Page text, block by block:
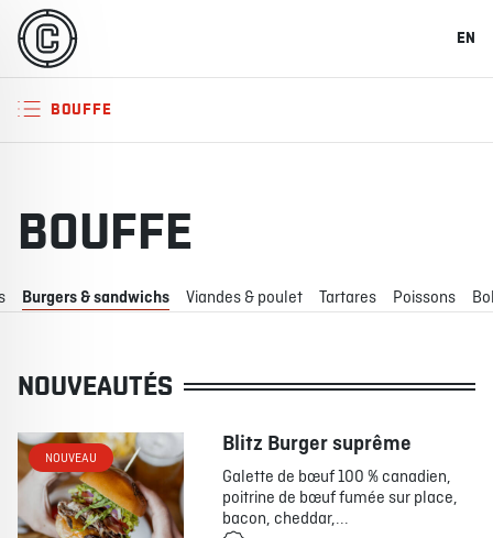
EN
BOUFFE
BOUFFE
Burgers & sandwichs Viandes & poulet Tartares Poissons
NOUVEAUTÉS
NOUVEAU
Blitz Burger suprême
Galette de bœuf 100 % canadien,
poitrine de bœuf fumée sur place,
bacon, cheddar,...